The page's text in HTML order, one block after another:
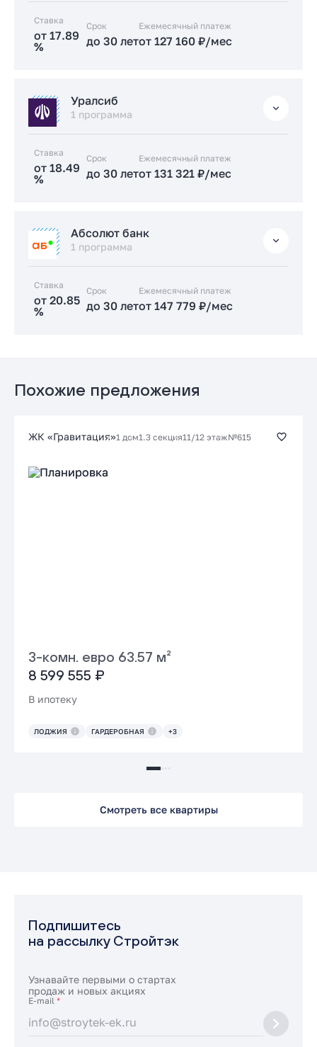
Заказать консультацию
Ставка
от 17.89
%
Срок
до 30 лет
Ежемесячный платеж
от 127 160 ₽/мес
от 17.89 % до 30 лет
Заказать консультацию
Уралсиб
1 программа
Ставка
от 18.49
%
Срок
до 30 лет
Ежемесячный платеж
от 131 321 ₽/мес
от 18.49 %до 30 лет
Заказать консультацию
Абсолют банк
1 программа
Ставка
от 20.85
%
Срок
до 30 лет
Ежемесячный платеж
от 147 779 ₽/мес
Похожие предложения
ЖК «Гравитация»1 дом1.3 секция11/12 этаж№615
3-комн. евро 63.57 м²
8 599 555 ₽
В ипотеку
ЛОДЖИЯ ГАРДЕРОБНАЯ +3
Смотреть все квартиры
Подпишитесь
на рассылку Стройтэк
Узнавайте первыми о стартах
продаж и новых акциях
E-mail *